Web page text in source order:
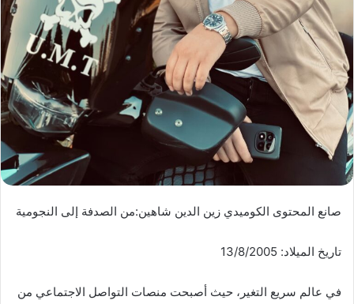
ا
صانع المحتوى الكوميدي زين الدين شاهين:من الصدفة إلى النجومية
تاريخ الميلاد: 13/8/2005
في عالم سريع التغير، حيث أصبحت منصات التواصل الاجتماعي من